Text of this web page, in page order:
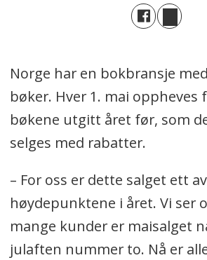
Norge har en bokbransje
bøker. Hver 1. mai oppheves
bøkene utgitt året før, som
selges med rabatter.
– For oss er dette salget ett
høydepunktene i året. Vi ser
mange kunder er maisalget
julaften nummer to. Nå er